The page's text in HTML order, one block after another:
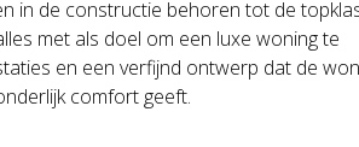
in de constructie behoren tot de
met als doel om een luxe woning te
en een verfijnd ontwerp dat de
comfort geeft.